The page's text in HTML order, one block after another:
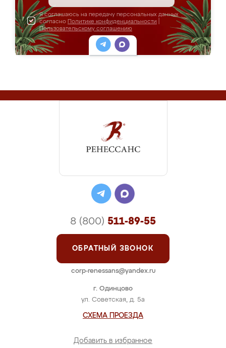
Я соглашаюсь на передачу персональных данных
согласно Политике конфиденциальности
Пользовательскому соглашению
г. Одинцово
ул. Советская, д. 5а
СХЕМА ПРОЕЗДА
Добавить в избранное
8 (800) 511-89-55
ОБРАТНЫЙ ЗВОНОК
corp-renessans@yandex.ru